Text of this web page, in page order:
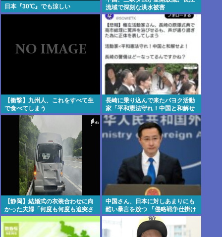
日本『30℃』でも涼しい
流域で深刻な洪水被害
【衝撃】九州人、これをすべて生
で食べてしまう
長崎に乗り込んで来たパヨク活動
家「平和憲法守れ！中国と和解せ
よ！」
【静岡】結婚式の衣装合わせに向
かった夫婦「何度も何度も追突さ
れ…何が目的か本当に理解できな
い」東名高速で「死の恐怖」約1.7
キロの追突！
中国さん、日本に対しあまりにも
酷い暴言を放つ 「侵略戦争仕掛け
たくせに原爆で被害者ビジネスす